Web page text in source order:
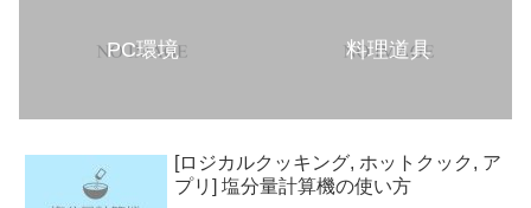
PC環境 料理道具
[ロジカルクッキング, ホットクック, ア
プリ] 塩分量計算機の使い方